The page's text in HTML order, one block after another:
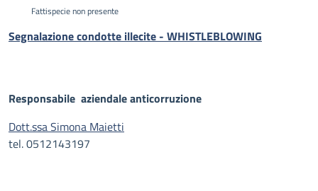
Fattispecie non presente
Segnalazione condotte illecite - WHISTLEBLOWING
Responsabile aziendale anticorruzione
Dott.ssa Simona Maietti
tel. 0512143197